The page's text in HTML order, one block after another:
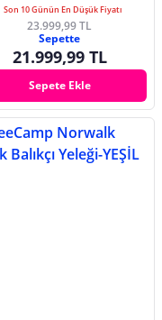
Son 10 Günün En Düşük Fiyatı
23.999,99 TL
Sepette
21.999,99 TL
Sepete Ekle